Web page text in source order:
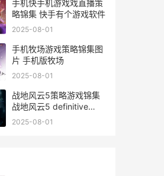
手机快手机游戏戏直播策
略锦集 快手有个游戏软件
2025-08-01
手机牧场游戏策略锦集图
片 手机版牧场
2025-08-01
战地风云5策略游戏锦集
战地风云5 definitive
edition
2025-08-01